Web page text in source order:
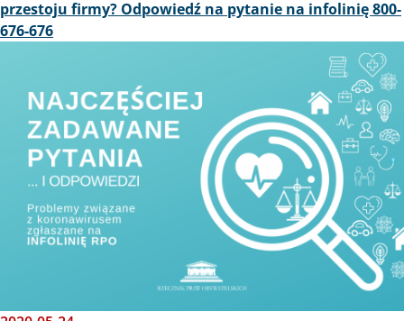
przestoju firmy? Odpowiedź na pytanie na infolinię 800-
676-676